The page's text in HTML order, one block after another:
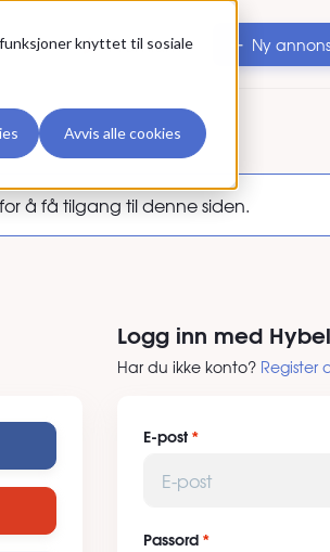
knyttet til sosiale
Avvis alle cookies
Premium Ny
å få tilgang til denne siden.
Logg inn med
Har du ikke konto? Register
E-post
Passord